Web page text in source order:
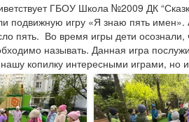
ГБОУ Школа №2009 ДК
подвижную игру «Я знаю пять имен».
пять.  Во время игры дети
называть. Данная игра
копилку интересными играми, но